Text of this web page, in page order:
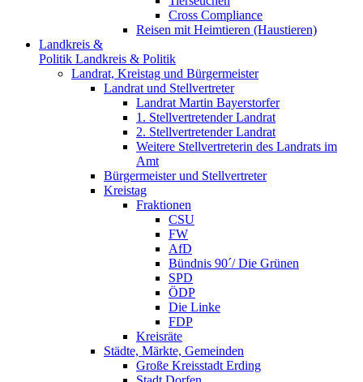
Cross Compliance
Reisen mit Heimtieren (Haustieren)
Landkreis &
Politik Landkreis & Politik
Landrat, Kreistag und Bürgermeister
Landrat und Stellvertreter
Landrat Martin Bayerstorfer
1. Stellvertretender Landrat
2. Stellvertretender Landrat
Weitere Stellvertreterin des Landrats im
Amt
Bürgermeister und Stellvertreter
Kreistag
Fraktionen
CSU
FW
AfD
Bündnis 90´/ Die Grünen
SPD
ÖDP
Die Linke
FDP
Kreisräte
Städte, Märkte, Gemeinden
Große Kreisstadt Erding